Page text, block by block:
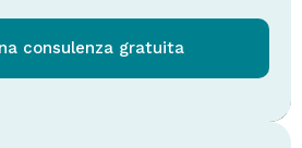
consulenza gratuita